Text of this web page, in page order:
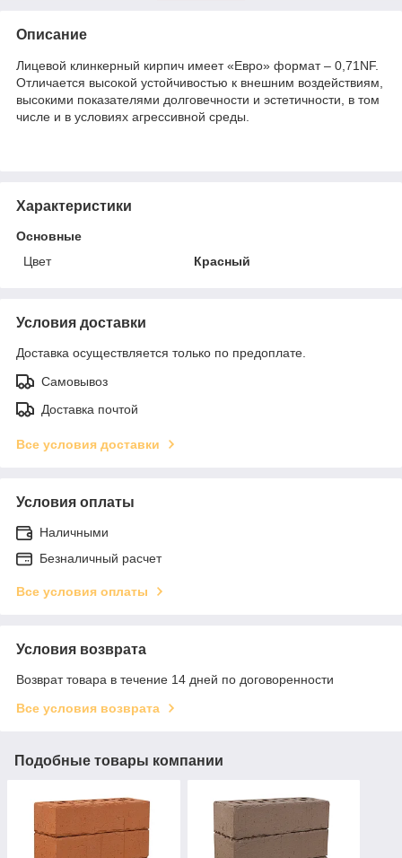
Описание
Лицевой клинкерный кирпич имеет «Евро» формат – 0,71NF.
Отличается высокой устойчивостью к внешним воздействиям,
высокими показателями долговечности и эстетичности, в том
числе и в условиях агрессивной среды.
Характеристики
Основные
Цвет
Красный
Условия доставки
Доставка осуществляется только по предоплате.
Самовывоз
Доставка почтой
Все условия доставки
Условия оплаты
Наличными
Безналичный расчет
Все условия оплаты
Условия возврата
Возврат товара в течение 14 дней по договоренности
Все условия возврата
Подобные товары компании